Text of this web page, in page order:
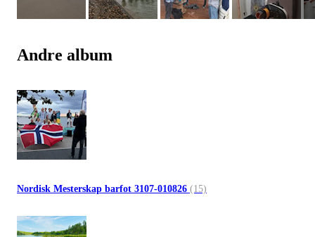
Andre album
Nordisk Mesterskap barfot 3107-010826 (15)